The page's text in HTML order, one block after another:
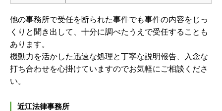
他の事務所で受任を断られた事件でも事件の内容をじっ
くりと聞き出して、十分に調べたうえで受任することも
あります。
機動力を活かした迅速な処理と丁寧な説明報告、入念な
打ち合わせを心掛けていますのでお気軽にご相談くださ
い。
近江法律事務所